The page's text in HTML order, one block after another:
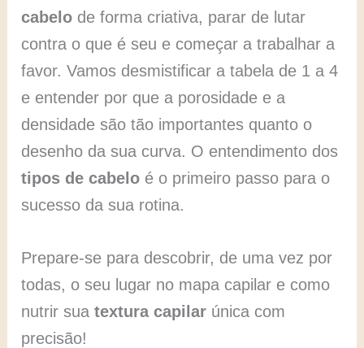
cabelo de forma criativa, parar de lutar
contra o que é seu e começar a trabalhar a
favor. Vamos desmistificar a tabela de 1 a 4
e entender por que a porosidade e a
densidade são tão importantes quanto o
desenho da sua curva. O entendimento dos
tipos de cabelo é o primeiro passo para o
sucesso da sua rotina.
Prepare-se para descobrir, de uma vez por
todas, o seu lugar no mapa capilar e como
nutrir suatextura capilar única com
precisão!